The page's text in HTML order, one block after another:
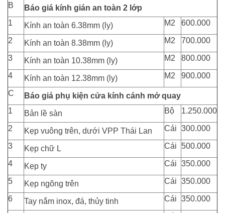
B
Báo giá kính gián an toàn 2 lớp
1
Kính an toàn 6.38mm (ly) M2 600.000
2 Kính an toàn 8.38mm (ly) M2 700.000
3 Kính an toàn 10.38mm (ly) M2 800.000
4 Kính an toàn 12.38mm (ly) M2 900.000
C
Báo giá phụ kiện cửa kính cánh mở quay
1
Bản lề sàn Bộ 1.250.000
2 Kẹp vuông trên, dưới VPP Thái Lan Cái 300.000
3 Kẹp chữ L Cái 500.000
4 Kẹp ty Cái 350.000
5 Kẹp ngõng trên Cái 350.000
6 Tay nắm inox, đá, thủy tinh Cái 350.000